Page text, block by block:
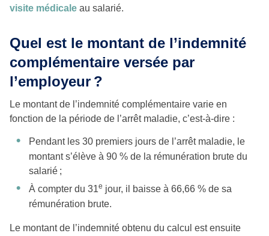
visite médicale au salarié.
Quel est le montant de l’indemnité
complémentaire versée par
l’employeur ?
Le montant de l’indemnité complémentaire varie en
fonction de la période de l’arrêt maladie, c’est-à-dire :
Pendant les 30 premiers jours de l’arrêt maladie, le
montant s’élève à 90 % de la rémunération brute du
salarié ;
À compter du 31e jour, il baisse à 66,66 % de sa
rémunération brute.
Le montant de l’indemnité obtenu du calcul est ensuite